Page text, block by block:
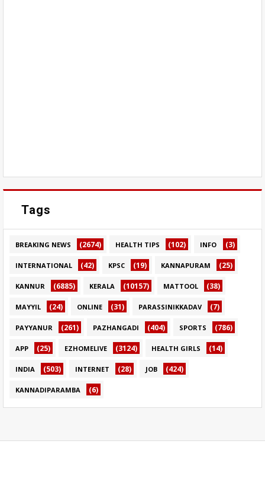
Tags
BREAKING NEWS (2674) HEALTH TIPS (102) INFO (3)
INTERNATIONAL (42) KPSC (19) KANNAPURAM (25)
KANNUR (6885) KERALA (10157) MATTOOL (38)
MAYYIL (24) ONLINE (31) PARASSINIKKADAV (7)
PAYYANUR (261) PAZHANGADI (404) SPORTS (786)
APP (25) EZHOMELIVE (3124) HEALTH GIRLS (14)
INDIA (503) INTERNET (28) JOB (424)
KANNADIPARAMBA (6)